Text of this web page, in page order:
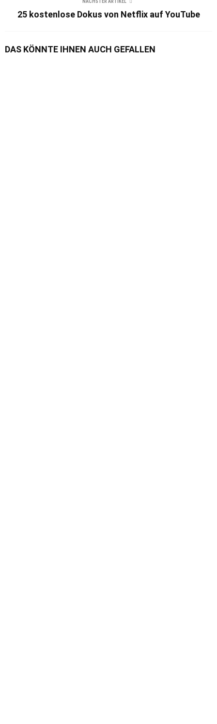
NÄCHSTER ARTIKEL
25 kostenlose Dokus von Netflix auf YouTube
DAS KÖNNTE IHNEN AUCH GEFALLEN